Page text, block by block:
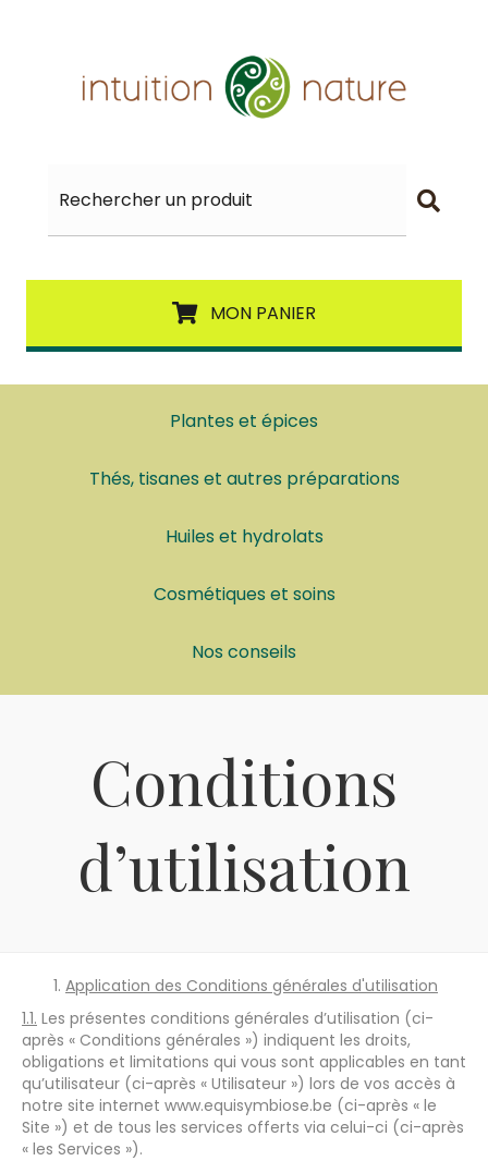
MON PANIER
Plantes et épices
Thés, tisanes et autres préparations
Huiles et hydrolats
Cosmétiques et soins
Nos conseils
Conditions
d’utilisation
Application des Conditions générales d'utilisation
1.1. Les présentes conditions générales d’utilisation (ci-
après « Conditions générales ») indiquent les droits,
obligations et limitations qui vous sont applicables en tant
qu’utilisateur (ci-après « Utilisateur ») lors de vos accès à
notre site internet www.equisymbiose.be (ci-après « le
Site ») et de tous les services offerts via celui-ci (ci-après
« les Services »).